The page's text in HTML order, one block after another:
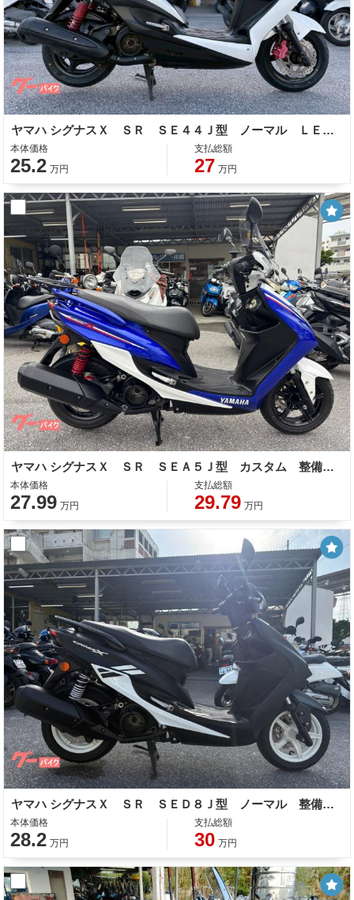
ヤマハ シグナスＸ ＳＲ ＳＥ４４Ｊ型 ノーマル ＬＥＤ 整備 保証 自賠責保険
本体価格
25.2 万円
支払総額
27 万円
ヤマハ シグナスＸ ＳＲ ＳＥＡ５Ｊ型 カスタム 整備 自賠責保険
本体価格
27.99 万円
支払総額
29.79 万円
ヤマハ シグナスＸ ＳＲ ＳＥＤ８Ｊ型 ノーマル 整備 保証 自賠責保険
本体価格
28.2 万円
支払総額
30 万円